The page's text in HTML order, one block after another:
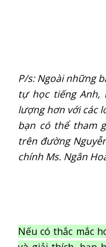
P/s: Ngoài những
tự học tiếng Anh,
lượng hơn với các
bạn có thể tham
trên đường
chính Ms. Ngân
Nếu có thắc mắc